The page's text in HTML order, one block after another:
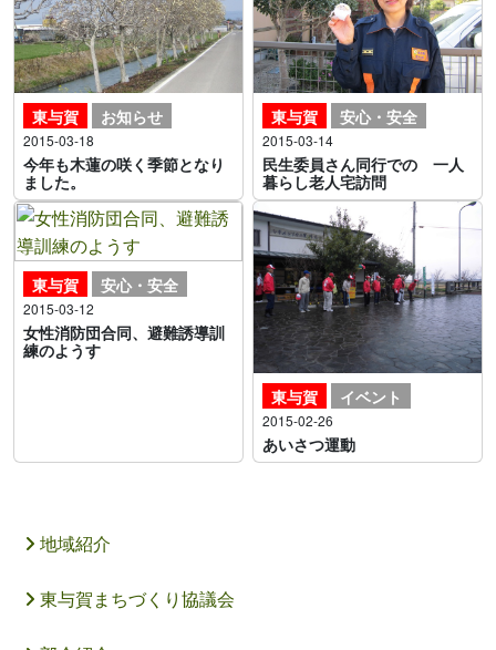
東与賀 お知らせ
2015-03-18
今年も木蓮の咲く季節となり
ました。
東与賀 安心・安全
2015-03-14
民生委員さん同行での 一人
暮らし老人宅訪問
東与賀 安心・安全
2015-03-12
女性消防団合同、避難誘導訓
練のようす
東与賀 イベント
2015-02-26
あいさつ運動
地域紹介
東与賀まちづくり協議会